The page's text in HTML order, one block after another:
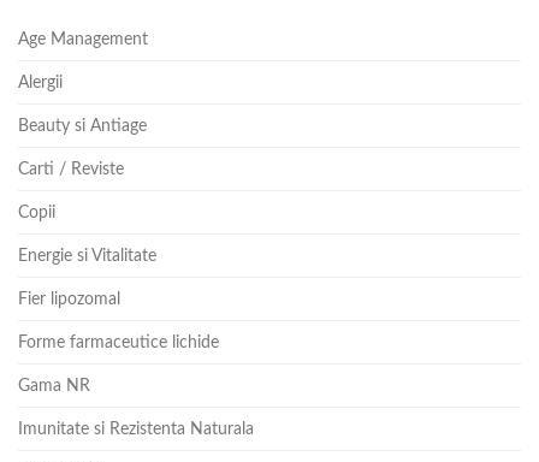
Age Management
Alergii
Beauty si Antiage
Carti / Reviste
Copii
Energie si Vitalitate
Fier lipozomal
Forme farmaceutice lichide
Gama NR
Imunitate si Rezistenta Naturala